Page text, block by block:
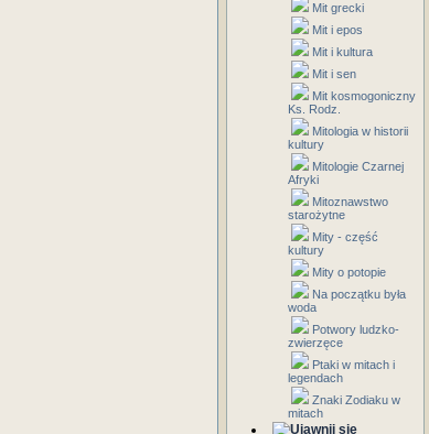
Mit grecki
Mit i epos
Mit i kultura
Mit i sen
Mit kosmogoniczny
Ks. Rodz.
Mitologia w historii
kultury
Mitologie Czarnej
Afryki
Mitoznawstwo
starożytne
Mity - część
kultury
Mity o potopie
Na początku była
woda
Potwory ludzko-
zwierzęce
Ptaki w mitach i
legendach
Znaki Zodiaku w
mitach